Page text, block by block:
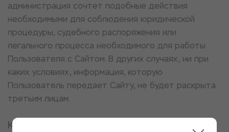
администрация сочтет подобные действия
необходимыми для соблюдения юридической
процедуры, судебного распоряжения или
легального процесса необходимого для работы
Пользователя с Сайтом. В других случаях, ни при
каких условиях, информация, которую
Пользователь передает Сайту, не будет раскрыта
третьим лицам.
Коммуникация